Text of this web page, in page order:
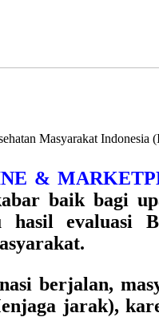
Masyarakat
&
baik bagi
hasil evaluasi
berjalan,
jarak),